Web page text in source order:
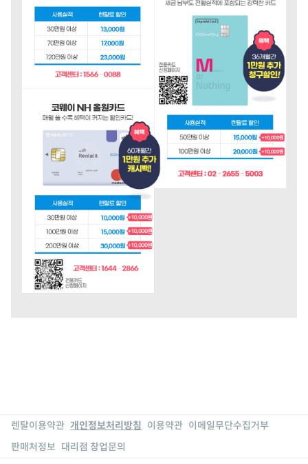
렌탈이용약관 개인정보처리방침 이용약관 이메일무단수집거부
판매처정보 대리점 창업문의